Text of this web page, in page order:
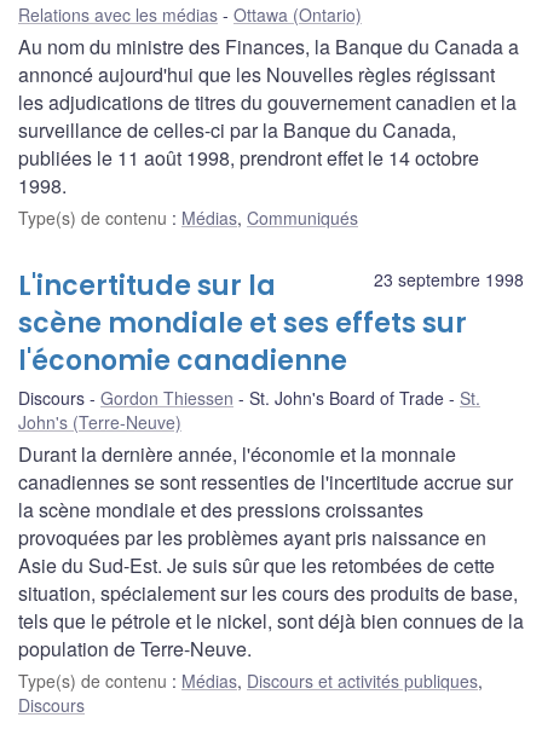
Relations avec les médias Ottawa (Ontario)
Au nom du ministre des Finances, la Banque du Canada a
annoncé aujourd'hui que les Nouvelles règles régissant
les adjudications de titres du gouvernement canadien et la
surveillance de celles-ci par la Banque du Canada,
publiées le 11 août 1998, prendront effet le 14 octobre
1998.
Type(s) de contenu : Médias, Communiqués
23 septembre 1998
L'incertitude sur la
scène mondiale et ses effets sur
l'économie canadienne
Discours Gordon Thiessen St. John's Board of Trade
St.
John's (Terre-Neuve)
Durant la dernière année, l'économie et la monnaie
canadiennes se sont ressenties de l'incertitude accrue sur
la scène mondiale et des pressions croissantes
provoquées par les problèmes ayant pris naissance en
Asie du Sud-Est. Je suis sûr que les retombées de cette
situation, spécialement sur les cours des produits de base,
tels que le pétrole et le nickel, sont déjà bien connues de la
population de Terre-Neuve.
Type(s) de contenu : Médias, Discours et activités publiques,
Discours